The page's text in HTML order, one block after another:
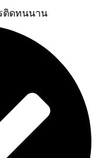
ติดทนนาน